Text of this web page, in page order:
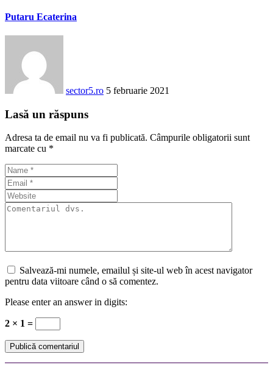
Putaru Ecaterina
sector5.ro 5 februarie 2021
Lasă un răspuns
Adresa ta de email nu va fi publicată. Câmpurile obligatorii sunt
marcate cu *
Salvează-mi numele, emailul și site-ul web în acest navigator
pentru data viitoare când o să comentez.
Please enter an answer in digits:
2 × 1 =